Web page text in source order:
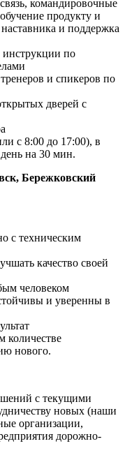
командировочные
продукту и
и поддержка
по
и спикеров по
дверей с
с 8:00 до 17:00), в
на 30 мин.
Бережковский
с техническим
качество своей
человеком
и уверенны в
количестве
нового.
с текущими
новых (наши
организации,
дорожно-